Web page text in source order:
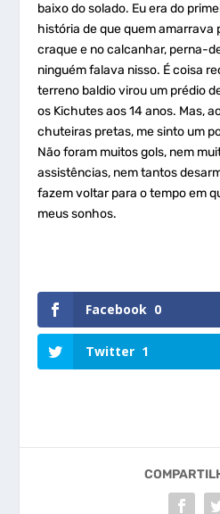
baixo do solado. Eu era do
história de que quem amarrava
craque e no calcanhar, perna-
ninguém falava nisso. É coisa
terreno baldio virou um prédio
os Kichutes aos 14 anos. Mas,
chuteiras pretas, me sinto um
Não foram muitos gols, nem
assistências, nem tantos
fazem voltar para o tempo em
meus sonhos.
Facebook 0
Twitter 1